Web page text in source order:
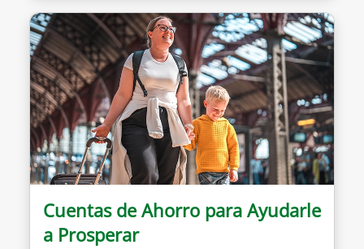
Cuentas de Ahorro para Ayudarle
a Prosperar